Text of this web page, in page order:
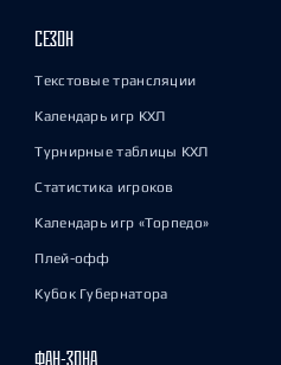
СЕЗОН
Текстовые трансляции
Календарь игр КХЛ
Турнирные таблицы КХЛ
Статистика игроков
Календарь игр «Торпедо»
Плей-офф
Кубок Губернатора
ФАН-ЗОНА